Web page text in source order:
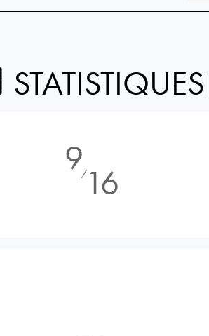
STATISTIQUES
9⁄16